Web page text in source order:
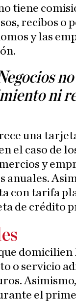
tiene
recibos o
y las
ni
una
el caso de
y
anuales.
con tarifa
de crédito
domicilien
o servicio
el